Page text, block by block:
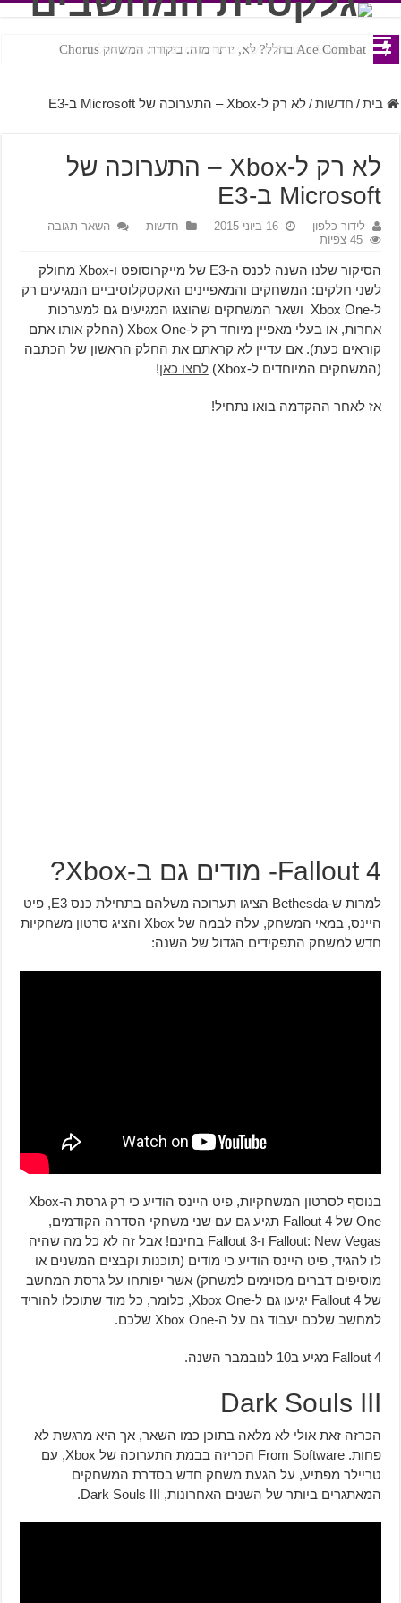
Ace Combat בחלל? לא, יותר מזה. ביקורת המשחק Chorus
Steven Universe והשירים שתורגמו בצורה נוראית לעברית
בית / חדשות / לא רק ל-Xbox – התערוכה של Microsoft ב-E3
לא רק ל-Xbox – התערוכה של
Microsoft ב-E3
לידור כלפון 16 ביוני 2015 חדשות
השאר תגובה
45 צפיות
הסיקור שלנו השנה לכנס ה-E3 של מייקרוסופט ו-Xbox מחולק
לשני חלקים: המשחקים והמאפיינים האקסקלוסיביים המגיעים רק
ל-Xbox One ושאר המשחקים שהוצגו המגיעים גם למערכות
אחרות, או בעלי מאפיין מיוחד רק ל-Xbox One (החלק אותו אתם
קוראים כעת). אם עדיין לא קראתם את החלק הראשון של הכתבה
(המשחקים המיוחדים ל-Xbox)
לחצו כאן!
אז לאחר ההקדמה בואו נתחיל!
Fallout 4- מודים גם ב-Xbox?
למרות ש-Bethesda הציגו תערוכה משלהם בתחילת כנס E3, פיט
היינס, במאי המשחק, עלה לבמה של Xbox והציג סרטון משחקיות
חדש למשחק התפקידים הגדול של השנה:
בנוסף לסרטון המשחקיות, פיט היינס הודיע כי רק גרסת ה-Xbox
One של Fallout 4 תגיע גם עם שני משחקי הסדרה הקודמים,
Fallout: New Vegas ו-Fallout 3 בחינם! אבל זה לא כל מה שהיה
לו להגיד, פיט היינס הודיע כי מודים (תוכנות וקבצים המשנים או
מוסיפים דברים מסוימים למשחק) אשר יפותחו על גרסת המחשב
של Fallout 4 יגיעו גם ל-Xbox One, כלומר, כל מוד שתוכלו להוריד
למחשב שלכם יעבוד גם על ה-Xbox One שלכם.
Fallout 4 מגיע ב10 לנובמבר השנה.
Dark Souls III
הכרזה זאת אולי לא מלאה בתוכן כמו השאר, אך היא מרגשת לא
פחות. From Software הכריזה בבמת התערוכה של Xbox, עם
טריילר מפתיע, על הגעת משחק חדש בסדרת המשחקים
המאתגרים ביותר של השנים האחרונות, Dark Souls III.